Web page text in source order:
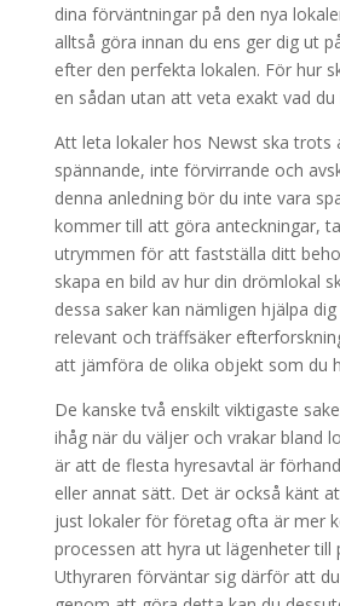
dina förväntningar på den nya
alltså göra innan du ens ger dig ut
efter den perfekta lokalen. För hur
en sådan utan att veta exakt vad
Att leta lokaler hos Newst ska trots
spännande, inte förvirrande och
denna anledning bör du inte vara
kommer till att göra anteckningar,
utrymmen för att fastställa ditt
skapa en bild av hur din drömlokal
dessa saker kan nämligen hjälpa
relevant och träffsäker
att jämföra de olika objekt som du
De kanske två enskilt viktigaste
ihåg när du väljer och vrakar bland
är att de flesta hyresavtal är
eller annat sätt. Det är också känt
just lokaler för företag ofta är mer
processen att hyra ut lägenheter till
Uthyraren förväntar sig därför att